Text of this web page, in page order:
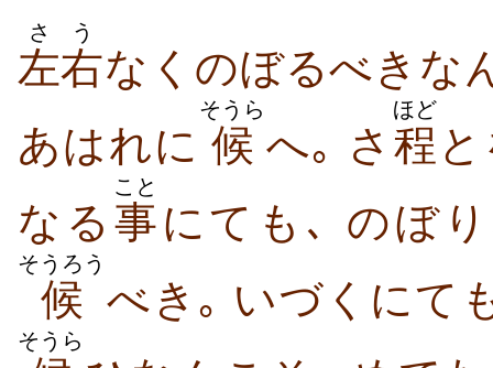
左右
さう
なくのぼるべきな
あはれに 候
そうら
へ｡ さ 程
ほど
なる 事
こと
にても､ のぼ
候
そうろう
べき｡ いづくにて
そうら